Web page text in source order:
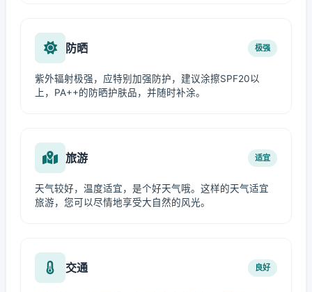
防晒 极强
紫外辐射极强，应特别加强防护，建议涂擦SPF20以
上，PA++的防晒护肤品，并随时补涂。
旅游 适宜
天气较好，温度适宜，是个好天气哦。这样的天气适宜
旅游，您可以尽情地享受大自然的风光。
交通 良好